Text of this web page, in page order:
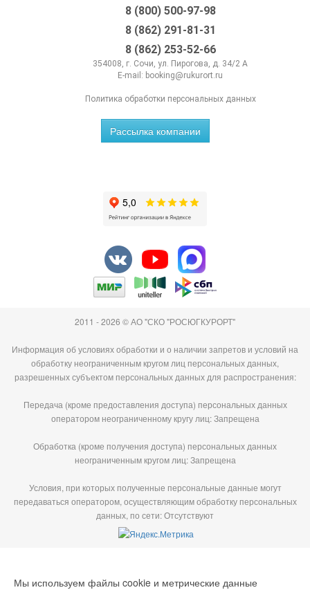
8 (800) 500-97-98
8 (862) 291-81-31
8 (862) 253-52-66
354008, г. Сочи, ул. Пирогова, д. 34/2 А
E-mail: booking@rukurort.ru
Политика обработки персональных данных
Рассылка компании
2011 - 2026 © АО "СКО "РОСЮГКУРОРТ"
Информация об условиях обработки и о наличии запретов и условий на
обработку неограниченным кругом лиц персональных данных,
разрешенных субъектом персональных данных для распространения:
Передача (кроме предоставления доступа) персональных данных
оператором неограниченному кругу лиц: Запрещена
Обработка (кроме получения доступа) персональных данных
неограниченным кругом лиц: Запрещена
Условия, при которых полученные персональные данные могут
передаваться оператором, осуществляющим обработку персональных
данных, по сети: Отсутствуют
Мы используем файлы cookie и метрические данные